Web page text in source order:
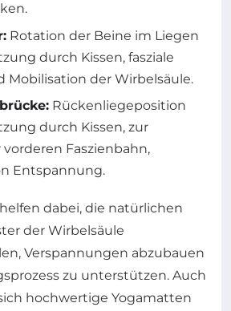
Rotation der Beine im Liegen
durch Kissen, fasziale
Mobilisation der Wirbelsäule.
Rückenliegeposition
durch Kissen, zur
Faszienbahn,
Entspannung.
dabei, die natürlichen
der Wirbelsäule
Verspannungen abzubauen
zu unterstützen. Auch
hochwertige Yogamatten